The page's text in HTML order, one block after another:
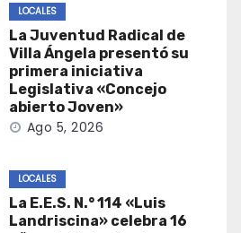
LOCALES
La Juventud Radical de
Villa Ángela presentó su
primera iniciativa
Legislativa «Concejo
abierto Joven»
Ago 5, 2026
LOCALES
La E.E.S. N.° 114 «Luis
Landriscina» celebra 16